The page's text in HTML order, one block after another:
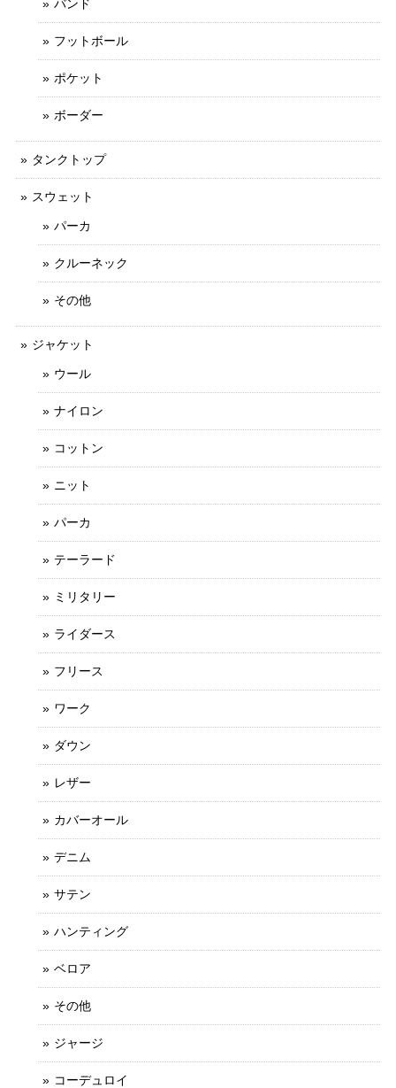
バンド
フットボール
ポケット
ボーダー
タンクトップ
スウェット
パーカ
クルーネック
その他
ジャケット
ウール
ナイロン
コットン
ニット
パーカ
テーラード
ミリタリー
ライダース
フリース
ワーク
ダウン
レザー
カバーオール
デニム
サテン
ハンティング
ベロア
その他
ジャージ
コーデュロイ